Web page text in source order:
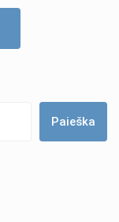
Paieška